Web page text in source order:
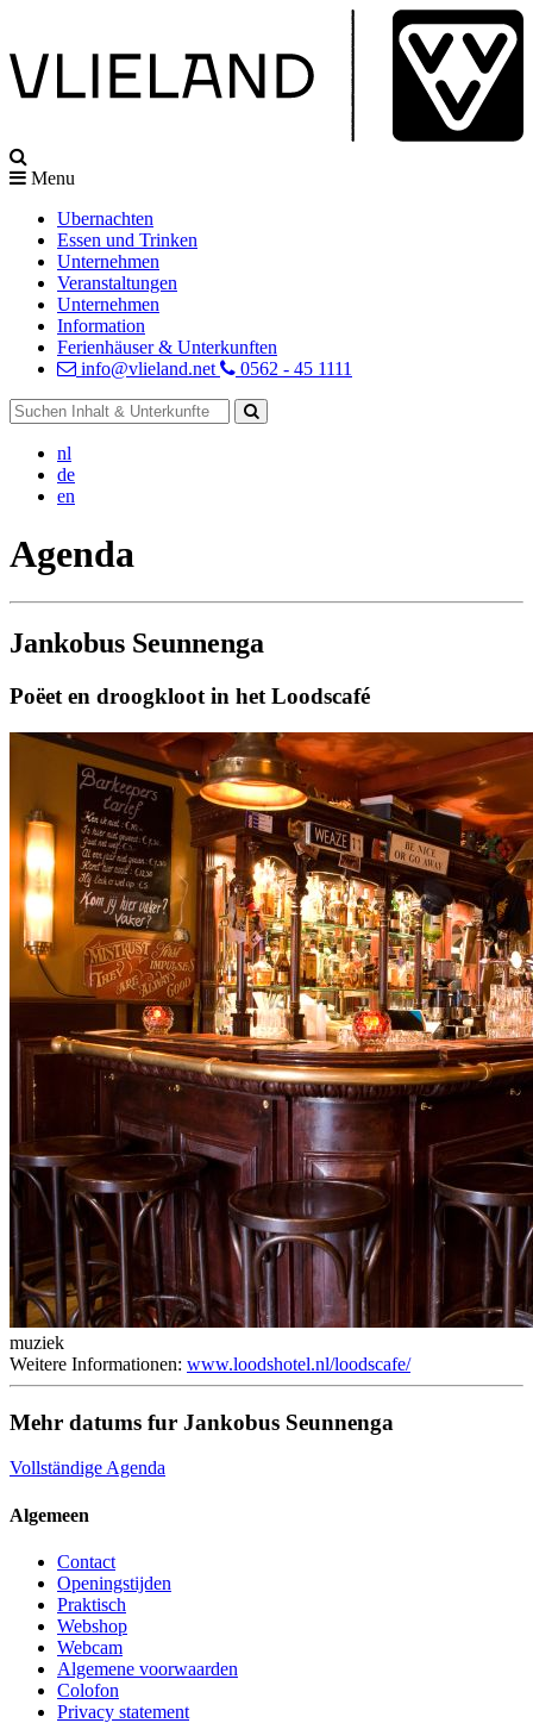
Menu
Ubernachten
Essen und Trinken
Unternehmen
Veranstaltungen
Unternehmen
Information
Ferienhäuser & Unterkunften
info@vlieland.net
0562 - 45 1111
nl
de
en
Agenda
Jankobus Seunnenga
Poëet en droogkloot in het Loodscafé
muziek
Weitere Informationen: www.loodshotel.nl/loodscafe/
Mehr datums fur Jankobus Seunnenga
Vollständige Agenda
Algemeen
Contact
Openingstijden
Praktisch
Webshop
Webcam
Algemene voorwaarden
Colofon
Privacy statement